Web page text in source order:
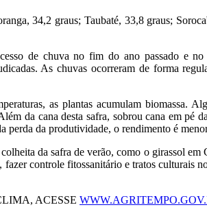
34,2 graus; Taubaté, 33,8 graus;
de chuva no fim do ano passado e
As chuvas ocorreram de forma
as plantas acumulam biomassa.
da cana desta safra, sobrou cana em pé
perda da produtividade, o rendimento é
da safra de verão, como o girassol
controle fitossanitário e tratos culturais
ACESSE